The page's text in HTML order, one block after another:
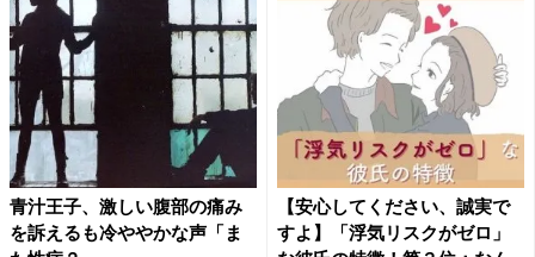
青汁王子、激しい腹部の痛み
を訴えるも冷ややかな声「ま
【安心してください、誠実で
すよ】「浮気リスクがゼロ」